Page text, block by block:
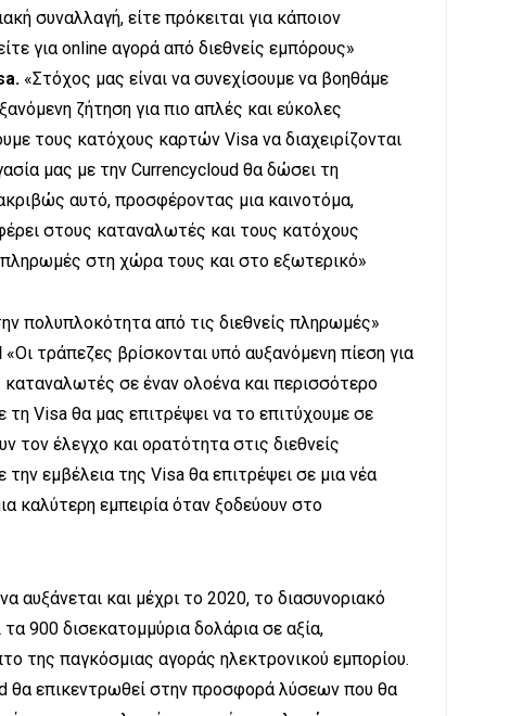
συναλλαγή, είτε πρόκειται για κάποιον
για online αγορά από διεθνείς εμπόρους»
«Στόχος μας είναι να συνεχίσουμε να βοηθάμε
ζήτηση για πιο απλές και εύκολες
τους κατόχους καρτών Visa να διαχειρίζονται
μας με την Currencycloud θα δώσει τη
αυτό, προσφέροντας μια καινοτόμα,
στους καταναλωτές και τους κατόχους
στη χώρα τους και στο εξωτερικό»
πολυπλοκότητα από τις διεθνείς πληρωμές»
«Οι τράπεζες βρίσκονται υπό αυξανόμενη πίεση για
σε έναν ολοένα και περισσότερο
Visa θα μας επιτρέψει να το επιτύχουμε σε
τον έλεγχο και ορατότητα στις διεθνείς
εμβέλεια της Visa θα επιτρέψει σε μια νέα
καλύτερη εμπειρία όταν ξοδεύουν στο
αυξάνεται και μέχρι το 2020, το διασυνοριακό
900 δισεκατομμύρια δολάρια σε αξία,
της παγκόσμιας αγοράς ηλεκτρονικού εμπορίου.
θα επικεντρωθεί στην προσφορά λύσεων που θα